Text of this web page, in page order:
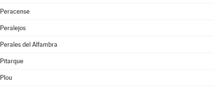
Peracense
Peralejos
Perales del Alfambra
Pitarque
Plou